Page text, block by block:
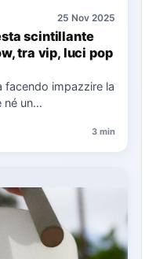
25 Nov 2025
scintillante
tra vip, luci pop
facendo impazzire la
né un…
3 min